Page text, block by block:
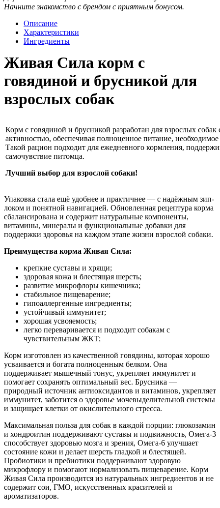
Начните знакомство с брендом с приятным бонусом.
Описание
Характеристики
Ингредиенты
Живая Сила корм с
говядиной и брусникой для
взрослых собак
Корм с говядиной и брусникой разработан для взрослых
активностью, обеспечивая полноценное питание,
Такой рацион подходит для ежедневного кормления,
самочувствие питомца.
Лучший выбор для взрослой собаки!
Упаковка стала ещё удобнее и практичнее — с надёжным зип-
локом и понятной навигацией. Обновленная рецептура корма
сбалансирована и содержит натуральные компоненты,
витамины, минералы и функциональные добавки для
поддержки здоровья на каждом этапе жизни взрослой собаки.
Преимущества корма Живая Сила:
крепкие суставы и хрящи;
здоровая кожа и блестящая шерсть;
развитие микрофлоры кишечника;
стабильное пищеварение;
гипоаллергенные ингредиенты;
устойчивый иммунитет;
хорошая усвояемость;
легко переваривается и подходит собакам с
чувствительным ЖКТ;
Корм изготовлен из качественной говядины, которая хорошо
усваивается и богата полноценным белком. Она
поддерживает мышечный тонус, укрепляет иммунитет и
помогает сохранять оптимальный вес. Брусника —
природный источник антиоксидантов и витаминов, укрепляет
иммунитет, заботится о здоровье мочевыделительной системы
и защищает клетки от окислительного стресса.
Максимальная польза для собак в каждой порции: глюкозамин
и хондроитин поддерживают суставы и подвижность, Омега-3
способствует здоровью мозга и зрения, Омега-6 улучшает
состояние кожи и делает шерсть гладкой и блестящей.
Пробиотики и пребиотики поддерживают здоровую
микрофлору и помогают нормализовать пищеварение. Корм
Живая Сила производится из натуральных ингредиентов и не
содержит сои, ГМО, искусственных красителей и
ароматизаторов.